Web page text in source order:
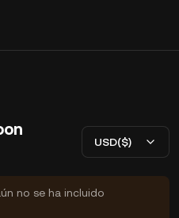
USD($)
no se ha incluido